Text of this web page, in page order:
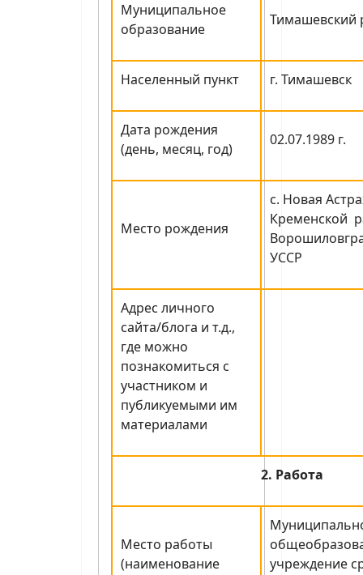
Муниципальное
образование
Тимашевский
Населенный пункт г. Тимашевск
Дата рождения
(день, месяц, год)
02.07.1989 г.
Место рождения
с. Новая
Кременской
УССР
Адрес личного
сайта/блога и т.д.,
где можно
познакомиться с
участником и
публикуемыми им
материалами
2. Работа
Место работы
(наименование
учреждение